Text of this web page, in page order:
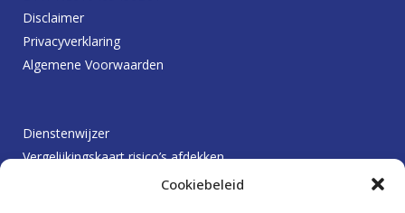
Cookiebeleid
Disclaimer
Privacyverklaring
Algemene Voorwaarden
Dienstenwijzer
Vergelijkingskaart risico’s afdekken
Protocol betalingsachterstanden